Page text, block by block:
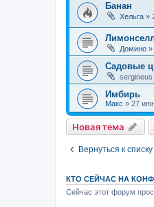
Банан
Хельга »
Домино »
Садовые
sergineus
Имбирь
Макс » 27
Новая тема
Вернуться к
КТО СЕЙЧАС НА
Сейчас этот форум